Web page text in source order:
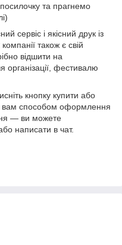
та прагнемо
сервіс і якісний друк із
також є свій
відшити на
фестивалю
кнопку купити або
вам способом оформлення
— ви можете
написати в чат.